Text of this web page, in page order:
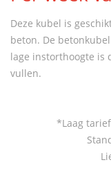
Deze kubel is
beton. De
lage instorthoogte is
vullen.
*Laag